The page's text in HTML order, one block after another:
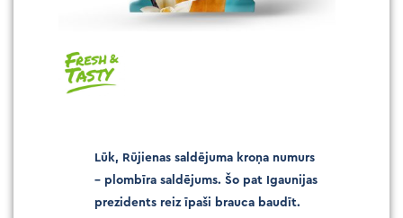
Lūk, Rūjienas saldējuma kroņa numurs
– plombīra saldējums. Šo pat Igaunijas
prezidents reiz īpaši brauca baudīt.